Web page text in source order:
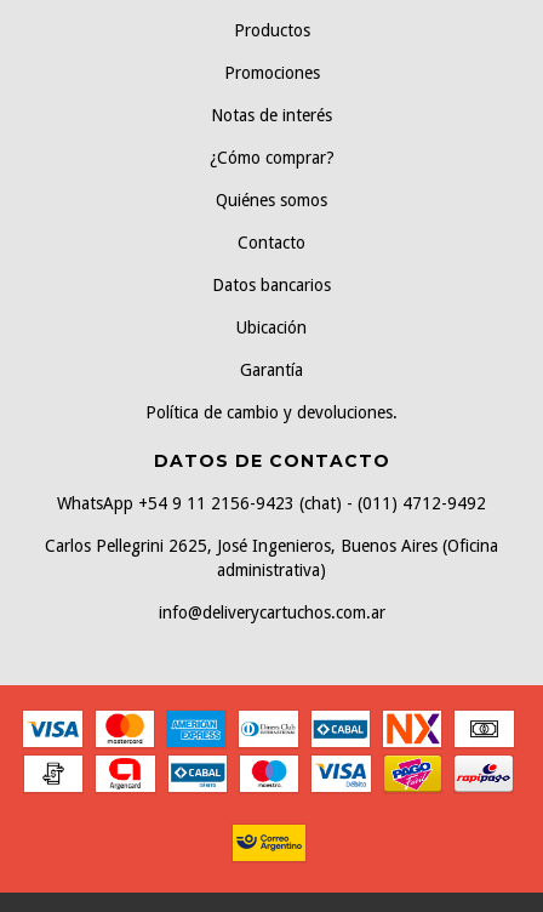
Productos
Promociones
Notas de interés
¿Cómo comprar?
Quiénes somos
Contacto
Datos bancarios
Ubicación
Garantía
Política de cambio y devoluciones.
DATOS DE CONTACTO
WhatsApp +54 9 11 2156-9423 (chat) - (011) 4712-9492
Carlos Pellegrini 2625, José Ingenieros, Buenos Aires (Oficina
administrativa)
info@deliverycartuchos.com.ar